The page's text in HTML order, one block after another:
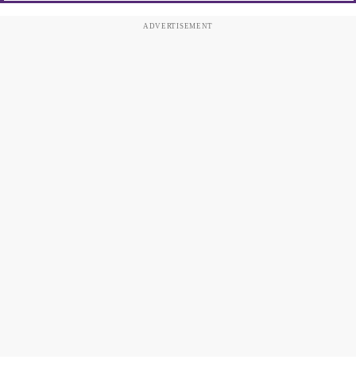
ADVERTISEMENT